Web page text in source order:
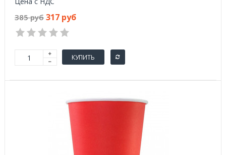
385 руб 317 руб
КУПИТЬ